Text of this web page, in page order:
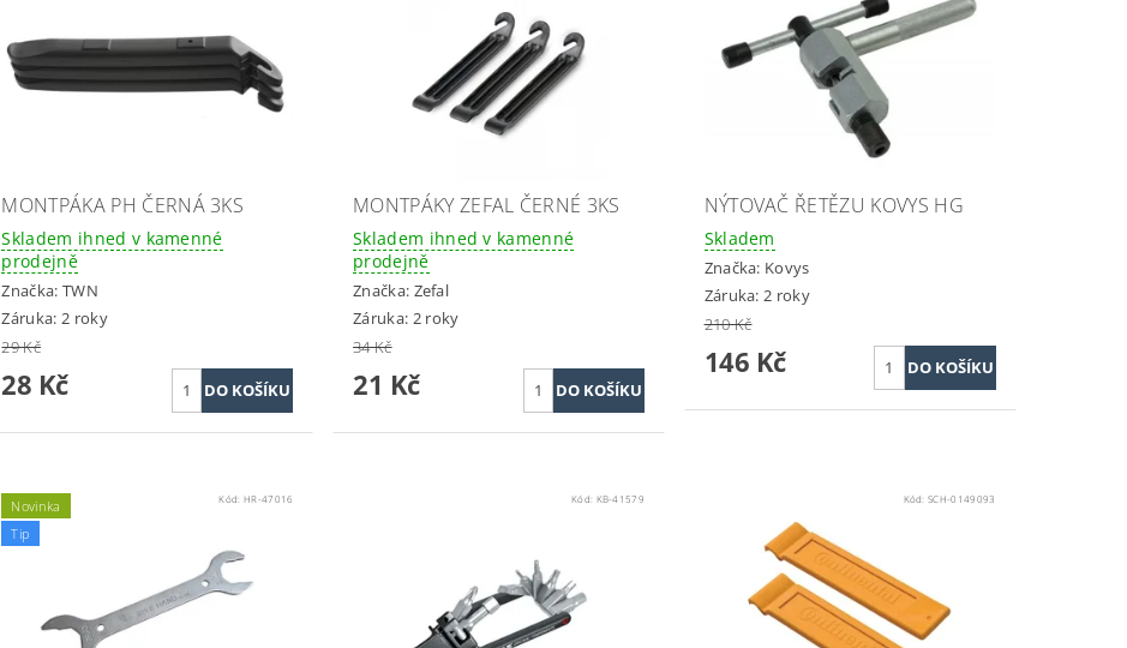
MONTPÁKA PH ČERNÁ 3KS
Skladem ihned v kamenné
prodejně
Značka: TWN
Záruka: 2 roky
29 Kč
28 Kč
MONTPÁKY ZEFAL ČERNÉ 3KS
Skladem ihned v kamenné
prodejně
Značka: Zefal
Záruka: 2 roky
34 Kč
21 Kč
NÝTOVAČ ŘETĚZU KOVYS HG
Skladem
Značka: Kovys
Záruka: 2 roky
210 Kč
146 Kč
Novinka
Tip
Kód: HR-47016 Kód: KB-41579 Kód:SCH-0149093